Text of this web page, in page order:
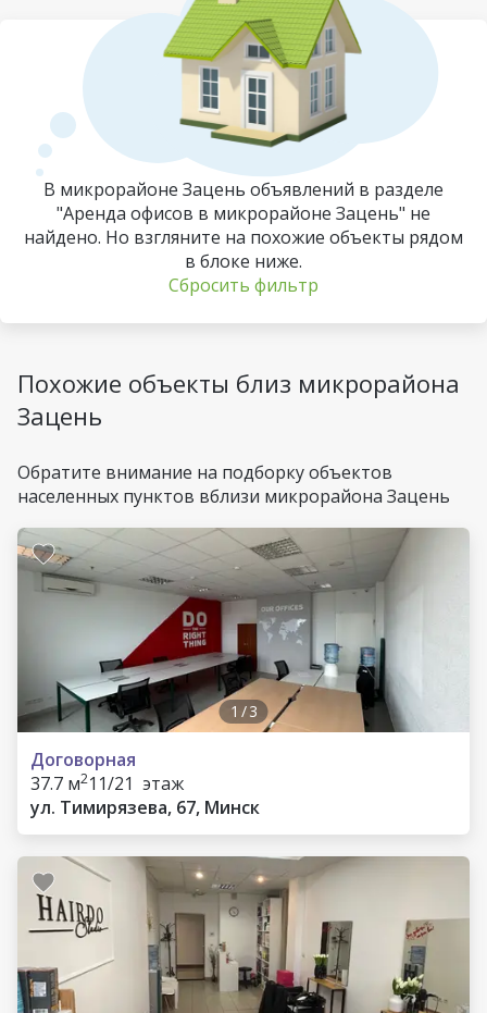
В микрорайоне Зацень объявлений в разделе
"Аренда офисов в микрорайоне Зацень" не
найдено. Но взгляните на похожие объекты рядом
в блоке ниже.
Сбросить фильтр
Похожие объекты близ микрорайона
Зацень
Обратите внимание на подборку объектов
населенных пунктов вблизи микрорайона Зацень
1 /3
Договорная
37.7 м211/21 этаж
ул. Тимирязева, 67, Минск